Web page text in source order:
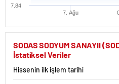
7. Ağu
7.84
SODAS SODYUM SANAYII
İstatiksel Veriler
Hissenin ilk işlem tarihi